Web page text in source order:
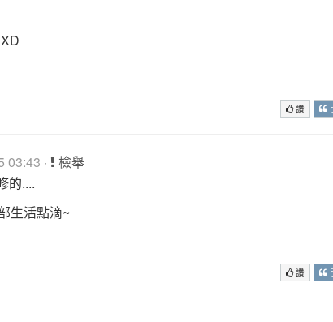
讚
03:43 ·
檢舉
的....
生活點滴~
讚